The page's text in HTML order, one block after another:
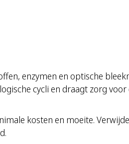
enzymen en optische
cycli en draagt zorg
kosten en moeite.